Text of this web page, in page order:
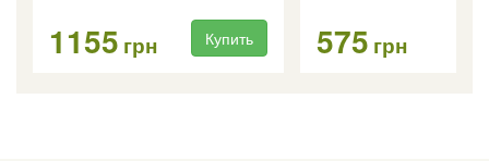
1155 грн Купить 575 грн